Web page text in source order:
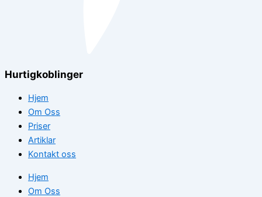
Hurtigkoblinger
Hjem
Om Oss
Priser
Artiklar
Kontakt oss
Hjem
Om Oss